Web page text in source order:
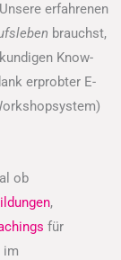
erfahrenen
brauchst,
Know-
erprobter E-
ob
,
für
im